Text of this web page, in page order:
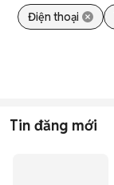
Điện thoại
Tin đăng mới